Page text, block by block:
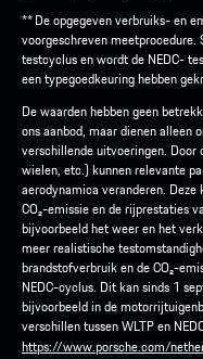
** De opgegeven verbruiks- en
voorgeschreven
testcyclus en wordt de NEDC-
een typegoedkeuring hebben
De waarden hebben geen
ons aanbod, maar dienen alleen
verschillende uitvoeringen. Door
wielen, etc.) kunnen relevante
aerodynamica veranderen.
CO₂-emissie en de rijprestaties
bijvoorbeeld het weer en het
meer realistische
brandstofverbruik en de CO₂-
NEDC-cyclus. Dit kan sinds 1
bijvoorbeeld in de
verschillen tussen WLTP en
https://www.porsche.com/